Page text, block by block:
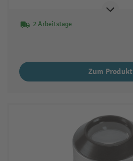
2 Arbeitstage
Zum Produkt